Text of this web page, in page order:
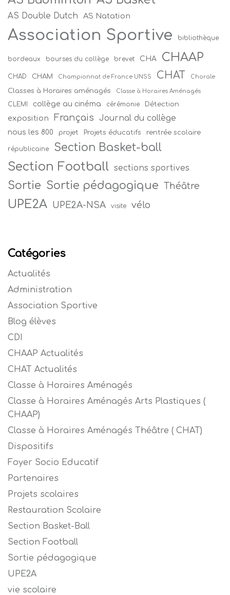
AS Double Dutch AS Natation
Association Sportive bibliothèque
bordeaux bourses du collège brevet CHA CHAAP
CHAD CHAM Championnat de France UNSS CHAT Chorale
Classes à Horaires aménagés Classe à Horaires Aménagés
CLEMI collège au cinéma cérémonie Détection
exposition Français Journal du collège
nous les 800 projet Projets éducatifs rentrée scolaire
républicaine Section Basket-ball
Section Football sections sportives
Sortie Sortie pédagogique Théâtre
UPE2A UPE2A-NSA visite vélo
Catégories
Actualités
Administration
Association Sportive
Blog élèves
CDI
CHAAP Actualités
CHAT Actualités
Classe à Horaires Aménagés
Classe à Horaires Aménagés Arts Plastiques (
CHAAP)
Classe à Horaires Aménagés Théâtre ( CHAT)
Dispositifs
Foyer Socio Educatif
Partenaires
Projets scolaires
Restauration Scolaire
Section Basket-Ball
Section Football
Sortie pédagogique
UPE2A
vie scolaire